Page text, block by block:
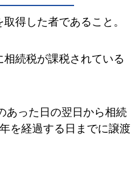
得した者であること。
相続税が課税されている
あった日の翌日から相続
を経過する日までに譲渡